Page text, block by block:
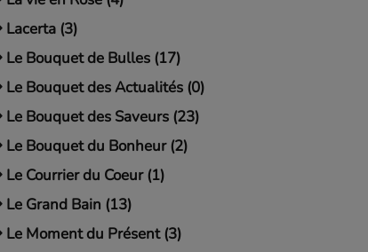
Lacerta (3)
Le Bouquet de Bulles (17)
Le Bouquet des Actualités (0)
Le Bouquet des Saveurs (23)
Le Bouquet du Bonheur (2)
Le Courrier du Coeur (1)
Le Grand Bain (13)
Le Moment du Présent (3)